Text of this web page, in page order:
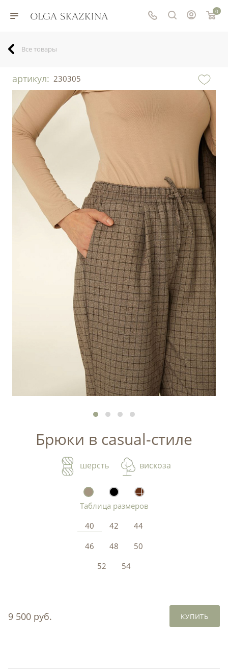
0
Все товары
артикул: 230305
Брюки в casual-стиле
шерсть вискоза
Таблица размеров
40
42
44
46
48
50
52
54
9 500 руб. КУПИТЬ